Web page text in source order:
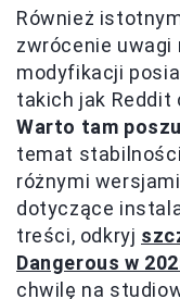
Również
zwrócenie uwagi
modyfikacji
takich jak
Warto tam
temat
różnymi
dotyczące
treści, odkryj
Dangerous w
chwilę na